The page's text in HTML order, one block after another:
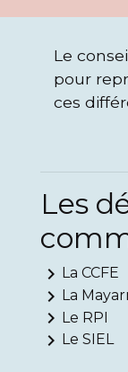
Le
pour
ces
Les
keyboard_arrow_right La CCFE
keyboard_arrow_right La
keyboard_arrow_right Le RPI
keyboard_arrow_right Le SIEL